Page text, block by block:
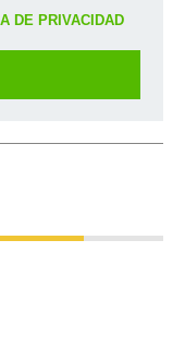
DE PRIVACIDAD